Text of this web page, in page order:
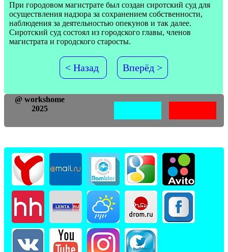
При городовом магистрате был создан сиротский суд для
осуществления надзора за сохранением собственности,
наблюдения за деятельностью опекунов и так далее.
Сиротский суд состоял из городского главы, членов
магистрата и городского старосты.
< Назад Вперёд >
@ workshome
2025